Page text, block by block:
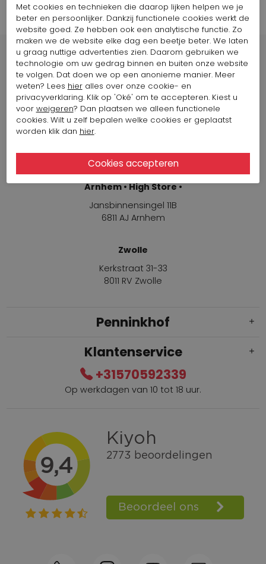
Winkels
Arnhem
6811 AJ Arnhem
Arnhem • High Store •
Jansbinnensingel 11B
6811 AJ Arnhem
Zwolle
Kerkstraat 31-33
8011 RV Zwolle
Penninkhof
Gratis verzending vanaf € 100,=
Bel +31570592339
Spaarpunten
Shop the Look
Telefonisch bestellen ook mogelijk
Klantenservice
+31570592339
Op werkdagen van 10 tot 18 uur.
Met cookies en technieken die daarop lijken helpen we je
beter en persoonlijker. Dankzij functionele cookies werkt de
website goed. Ze hebben ook een analytische functie. Zo
maken we de website elke dag een beetje beter. We laten
u graag nuttige advertenties zien. Daarom gebruiken we
technologie om uw gedrag binnen en buiten onze website
te volgen. Dat doen we op een anonieme manier. Meer
weten? Lees hieralles over onze cookie- en
privacyverklaring. Klik op 'Oké' om te accepteren. Kiest u
voor weigeren? Dan plaatsen we alleen functionele
cookies. Wilt u zelf bepalen welke cookies er geplaatst
worden klik dan hier.